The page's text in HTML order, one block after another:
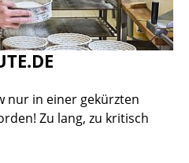
nur in einer gekürzten
Zu lang, zu kritisch